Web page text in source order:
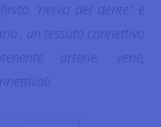
"nervo del dente" è
, un tessuto connettivo
arterie, vene,